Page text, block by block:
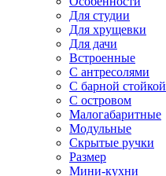
Для студии
Для хрущевки
Для дачи
Встроенные
С антресолями
С барной стойкой
С островом
Малогабаритные
Модульные
Скрытые ручки
Размер
Мини-кухни